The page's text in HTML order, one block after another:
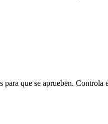
que se aprueben.